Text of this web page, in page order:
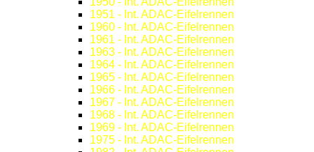
1951 - Int. ADAC-Eifelrennen
1960 - Int. ADAC-Eifelrennen
1961 - Int. ADAC-Eifelrennen
1963 - Int. ADAC-Eifelrennen
1964 - Int. ADAC-Eifelrennen
1965 - Int. ADAC-Eifelrennen
1966 - Int. ADAC-Eifelrennen
1967 - Int. ADAC-Eifelrennen
1968 - Int. ADAC-Eifelrennen
1969 - Int. ADAC-Eifelrennen
1975 - Int. ADAC-Eifelrennen